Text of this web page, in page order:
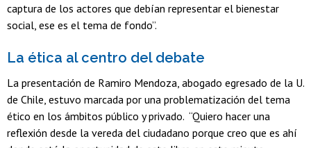
captura de los actores que debían representar el bienestar
social, ese es el tema de fondo”.
La ética al centro del debate
La presentación de Ramiro Mendoza, abogado egresado de la U.
de Chile, estuvo marcada por una problematización del tema
ético en los ámbitos público y privado. “Quiero hacer una
reflexión desde la vereda del ciudadano porque creo que es ahí